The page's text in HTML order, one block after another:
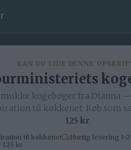
KAN DU LIDE DENNE
kogebøger fra Dianna
til køkkenet. Køb som
125 kr.
til køkkenet
Hurtig levering 1-
125 kr